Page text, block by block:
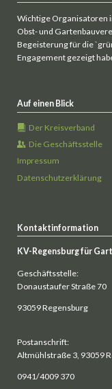
Wichtige Organisatoren
Obst- und
Begeisterung für die
Engagement gezeigt
Auf einen Blick
Der Kreisverband
Die Geschäftsstelle
Impressum
Datenschutzerklärung
Kontaktinformation
KV-Regensburg für
Geschäftsstelle:
Donaustaufer Straße 70
93059 Regensburg
Postanschrift:
Altmühlstraße 3, 93059
0941/4009 370